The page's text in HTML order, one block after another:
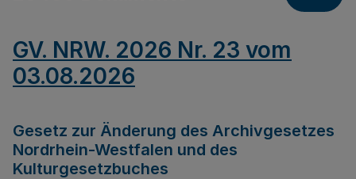
GV. NRW. 2026 Nr. 23 vom
03.08.2026
Gesetz zur Änderung des Archivgesetzes
Nordrhein-Westfalen und des
Kulturgesetzbuches